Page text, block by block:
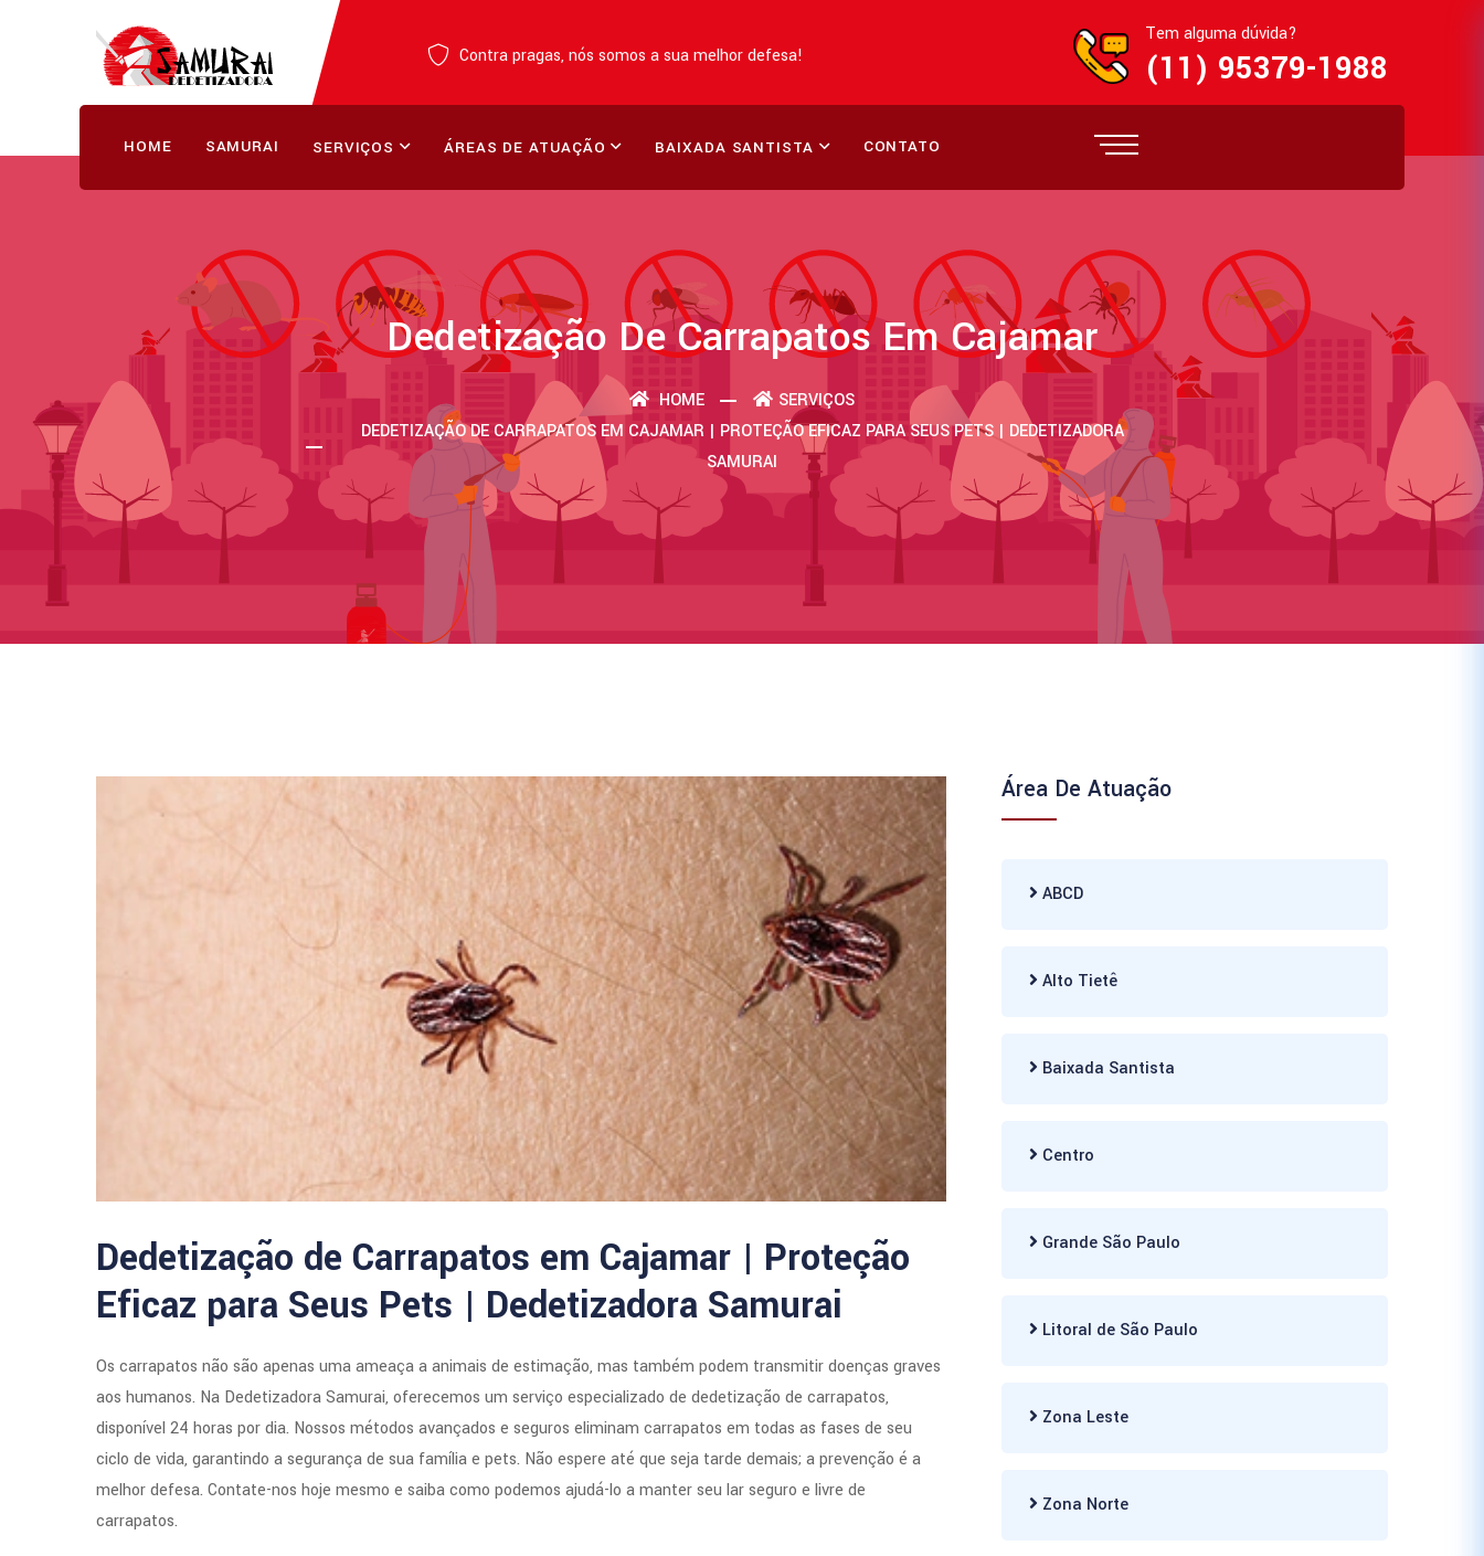
Contra pragas, nós somos a sua melhor defesa!
Tem alguma dúvida?
(11) 95379-1988
HOME SAMURAI SERVIÇOS ÁREAS DE ATUAÇÃO BAIXADA SANTISTA CONTATO
Dedetização De Carrapatos Em Cajamar
HOME
SERVIÇOS
DEDETIZAÇÃO DE CARRAPATOS EM CAJAMAR | PROTEÇÃO EFICAZ PARA SEUS PETS | DEDETIZADORA
SAMURAI
Dedetização de Carrapatos em Cajamar | Proteção
Eficaz para Seus Pets | Dedetizadora Samurai
Os carrapatos não são apenas uma ameaça a animais de estimação, mas também podem transmitir doenças graves
aos humanos. Na Dedetizadora Samurai, oferecemos um serviço especializado de dedetização de carrapatos,
disponível 24 horas por dia. Nossos métodos avançados e seguros eliminam carrapatos em todas as fases de seu
ciclo de vida, garantindo a segurança de sua família e pets. Não espere até que seja tarde demais; a prevenção é a
melhor defesa. Contate-nos hoje mesmo e saiba como podemos ajudá-lo a manter seu lar seguro e livre de
carrapatos.
Área De Atuação
ABCD
Alto Tietê
Baixada Santista
Centro
Grande São Paulo
Litoral de São Paulo
Zona Leste
Zona Norte